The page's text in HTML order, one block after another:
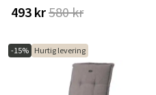
493 kr580 kr
-15% Hurtig levering